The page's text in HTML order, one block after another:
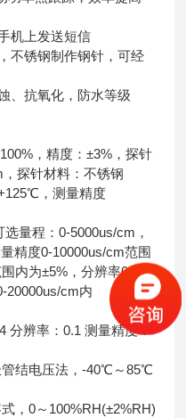
机上发送短信
锈钢制作钢针，可经
抗氧化，防水等级
，精度：±3%，探针
探针材料：不锈钢
，测量精度
量程：0-5000us/cm，
精度0-10000us/cm范围
内为±5%，分辨率0-
20000us/cm内
辨率：0.1 测量精度：
结电压法，-40℃～85℃
0～100%RH(±2%RH)